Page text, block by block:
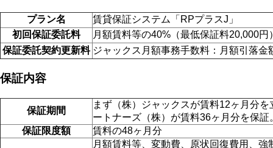
プラン名
賃貸保証システム「RPプラスJ」
初回保証委託料
月額賃料等の40%（最低保証料20,000円
保証委託契約更新料 ジャックス月額事務手数料：月額引落金
保証内容
保証期間
まず（株）ジャックスが賃料12ヶ月分
ートナーズ（株）が賃料36ヶ月分を保証
保証限度額
賃料の48ヶ月分
月額賃料等、変動費、原状回復費用、